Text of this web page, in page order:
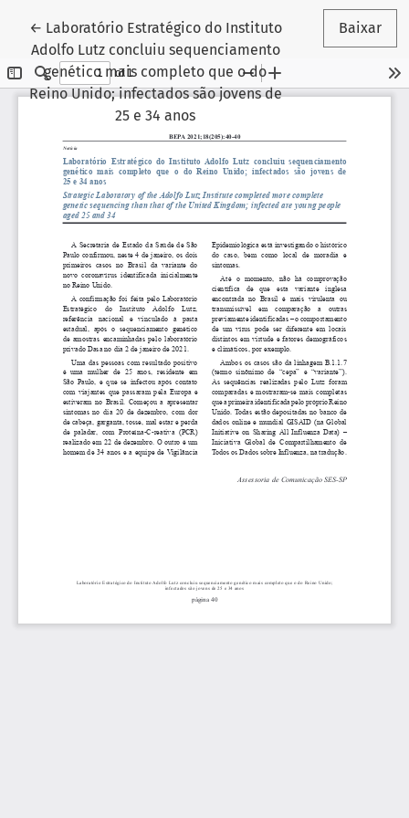
← Voltar aos Detalhes do Artigo
Laboratório Estratégico do Instituto
Adolfo Lutz concluiu sequenciamento
genético mais completo que o do
Reino Unido; infectados são jovens de
25 e 34 anos
Baixar